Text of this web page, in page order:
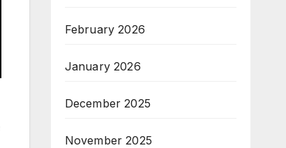
February 2026
January 2026
December 2025
November 2025